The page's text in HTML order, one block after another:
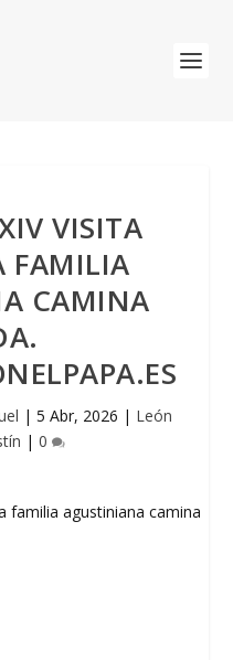
VISITA
FAMILIA
CAMINA
| 5 Abr, 2026 | León
| 0